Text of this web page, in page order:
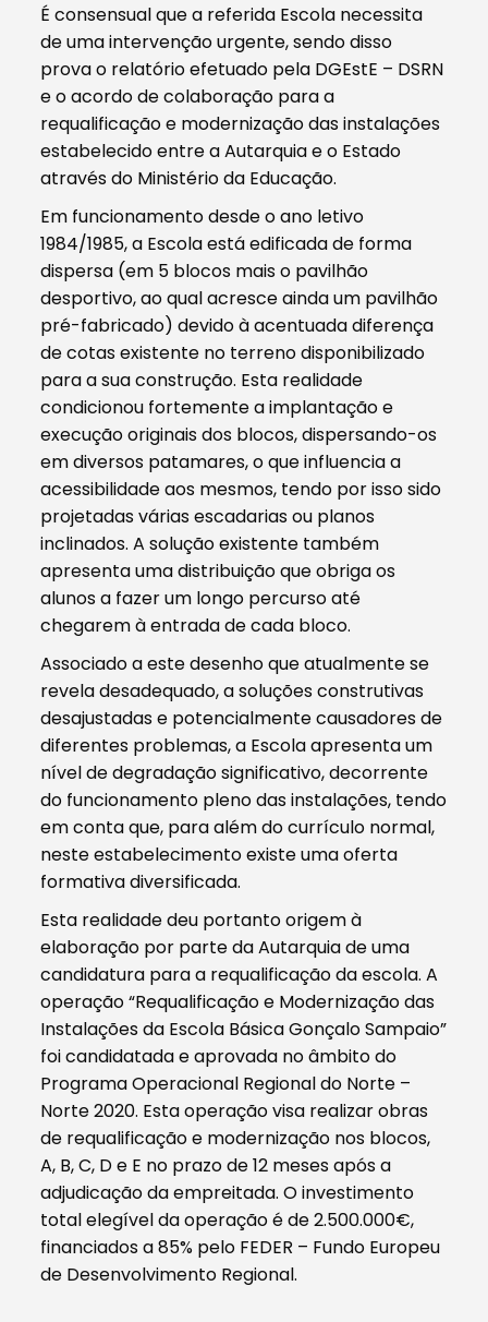
É consensual que a referida Escola necessita
de uma intervenção urgente, sendo disso
prova o relatório efetuado pela DGEstE – DSRN
e o acordo de colaboração para a
requalificação e modernização das instalações
estabelecido entre a Autarquia e o Estado
através do Ministério da Educação.
Em funcionamento desde o ano letivo
1984/1985, a Escola está edificada de forma
dispersa (em 5 blocos mais o pavilhão
desportivo, ao qual acresce ainda um pavilhão
pré-fabricado) devido à acentuada diferença
de cotas existente no terreno disponibilizado
para a sua construção. Esta realidade
condicionou fortemente a implantação e
execução originais dos blocos, dispersando-os
em diversos patamares, o que influencia a
acessibilidade aos mesmos, tendo por isso sido
projetadas várias escadarias ou planos
inclinados. A solução existente também
apresenta uma distribuição que obriga os
alunos a fazer um longo percurso até
chegarem à entrada de cada bloco.
Associado a este desenho que atualmente se
revela desadequado, a soluções construtivas
desajustadas e potencialmente causadores de
diferentes problemas, a Escola apresenta um
nível de degradação significativo, decorrente
do funcionamento pleno das instalações, tendo
em conta que, para além do currículo normal,
neste estabelecimento existe uma oferta
formativa diversificada.
Esta realidade deu portanto origem à
elaboração por parte da Autarquia de uma
candidatura para a requalificação da escola. A
operação “Requalificação e Modernização das
Instalações da Escola Básica Gonçalo Sampaio”
foi candidatada e aprovada no âmbito do
Programa Operacional Regional do Norte –
Norte 2020. Esta operação visa realizar obras
de requalificação e modernização nos blocos,
A, B, C, D e E no prazo de 12 meses após a
adjudicação da empreitada. O investimento
total elegível da operação é de 2.500.000€,
financiados a 85% pelo FEDER – Fundo Europeu
de Desenvolvimento Regional.